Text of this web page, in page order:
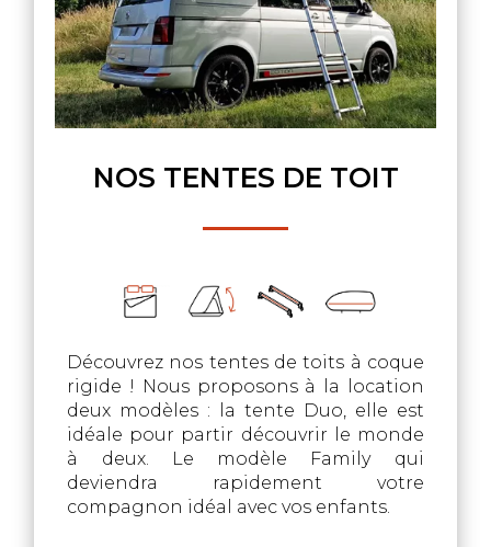
NOS TENTES DE TOIT
Découvrez nos tentes de toits à coque
rigide ! Nous proposons à la location
deux modèles : la tente Duo, elle est
idéale pour partir découvrir le monde
à deux. Le modèle Family qui
deviendra rapidement votre
compagnon idéal avec vos enfants.